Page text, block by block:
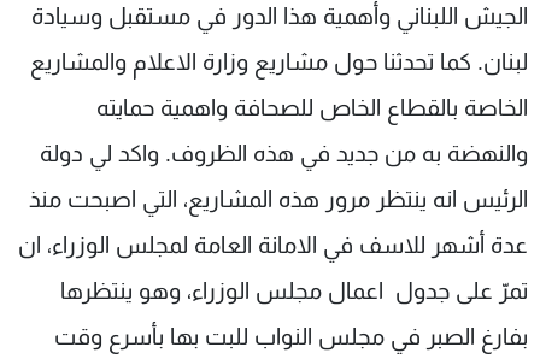
الجيش اللبناني وأهمية هذا الدور في مستقبل وسيادة
لبنان. كما تحدثنا حول مشاريع وزارة الاعلام والمشاريع
الخاصة بالقطاع الخاص للصحافة واهمية حمايته
والنهضة به من جديد في هذه الظروف. واكد لي دولة
الرئيس انه ينتظر مرور هذه المشاريع، التي اصبحت منذ
عدة أشهر للاسف في الامانة العامة لمجلس الوزراء، ان
تمرّ على جدول اعمال مجلس الوزراء، وهو ينتظرها
بفارغ الصبر في مجلس النواب للبت بها بأسرع وقت